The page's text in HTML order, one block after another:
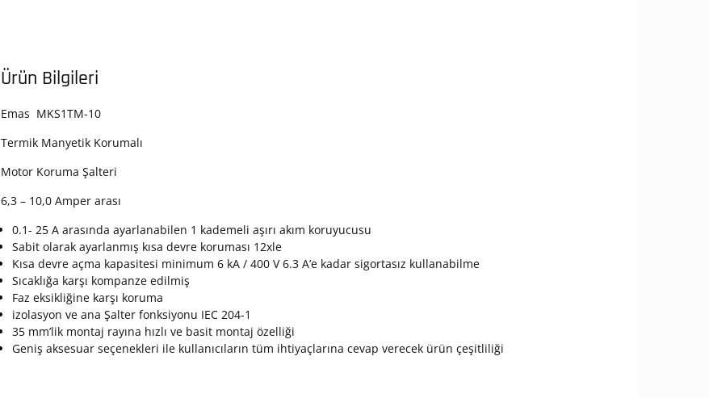
Ürün Bilgileri
Emas MKS1TM-10
Termik Manyetik Korumalı
Motor Koruma Şalteri
6,3 – 10,0 Amper arası
0.1- 25 A arasında ayarlanabilen 1 kademeli aşırı akım koruyucusu
Sabit olarak ayarlanmış kısa devre koruması 12xle
Kısa devre açma kapasitesi minimum 6 kA / 400 V 6.3 A’e kadar sigortasız kullanabilme
Sıcaklığa karşı kompanze edilmiş
Faz eksikliğine karşı koruma
izolasyon ve ana Şalter fonksiyonu IEC 204-1
35 mm’lik montaj rayına hızlı ve basit montaj özelliği
Geniş aksesuar seçenekleri ile kullanıcıların tüm ihtiyaçlarına cevap verecek ürün çeşitliliği